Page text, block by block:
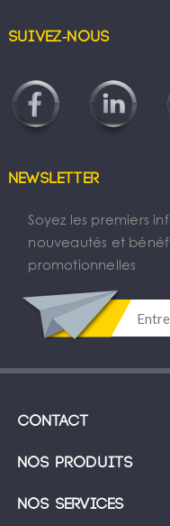
Suivez-nous
Newsletter
Soyez les premiers
nouveautés et
promotionnelles
Contact
Nos produits
Nos services